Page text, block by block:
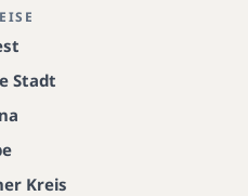
Stadt
Kreis